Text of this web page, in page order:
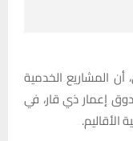
المشاريع الخدمية
إعمار ذي قار، في